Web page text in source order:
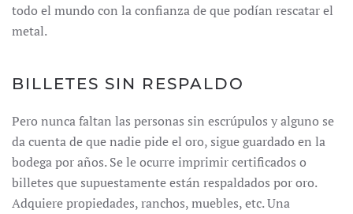
todo el mundo con la confianza de que podían rescatar el
metal.
BILLETES SIN RESPALDO
Pero nunca faltan las personas sin escrúpulos y alguno se
da cuenta de que nadie pide el oro, sigue guardado en la
bodega por años. Se le ocurre imprimir certificados o
billetes que supuestamente están respaldados por oro.
Adquiere propiedades, ranchos, muebles, etc. Una